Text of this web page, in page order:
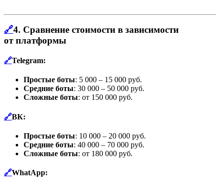
🔗4. Сравнение стоимости в зависимости
от платформы
🔗Telegram:
Простые боты: 5 000 – 15 000 руб.
Средние боты: 30 000 – 50 000 руб.
Сложные боты: от 150 000 руб.
🔗ВК:
Простые боты: 10 000 – 20 000 руб.
Средние боты: 40 000 – 70 000 руб.
Сложные боты: от 180 000 руб.
🔗WhatApp: